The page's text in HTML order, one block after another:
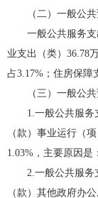
（二）一般公
一般公共服务
业支出（类）36.78
占3.17%；住房保障
（三）一般公
1.一般公共服
（款）事业运行（
1.03%，主要原因是
2.一般公共服务
（款）其他政府办